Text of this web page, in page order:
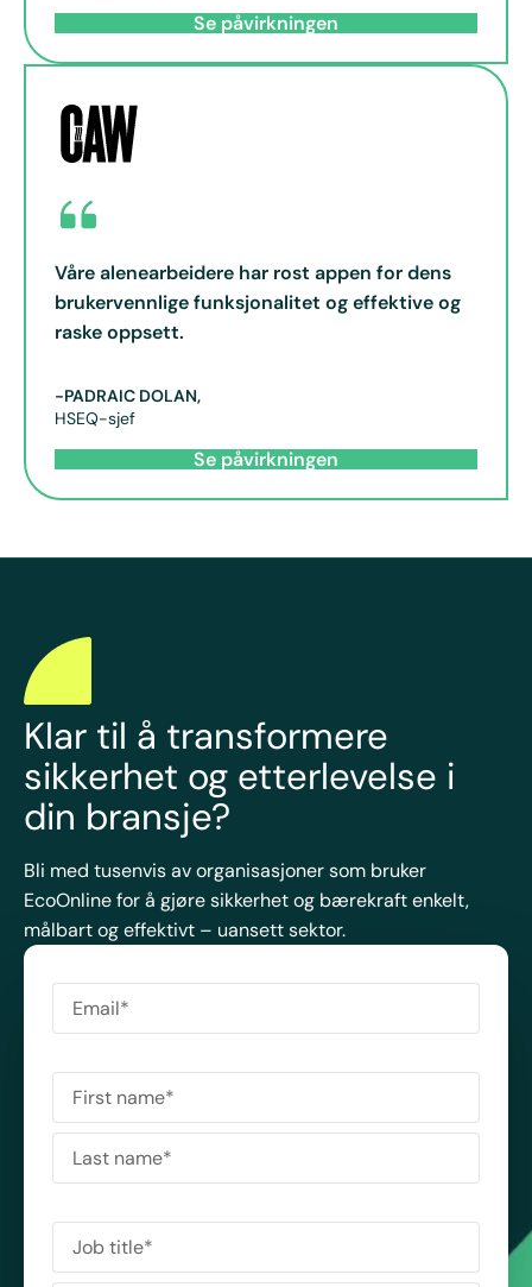
Se påvirkningen
Våre alenearbeidere har rost appen for dens
brukervennlige funksjonalitet og effektive og
raske oppsett.
-PADRAIC DOLAN,
HSEQ-sjef
Se påvirkningen
Klar til å transformere
sikkerhet og etterlevelse i
din bransje?
Bli med tusenvis av organisasjoner som bruker
EcoOnline for å gjøre sikkerhet og bærekraft enkelt,
målbart og effektivt – uansett sektor.